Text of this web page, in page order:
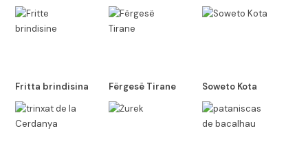
Fritta brindisina Fërgesë Tirane Soweto Kota